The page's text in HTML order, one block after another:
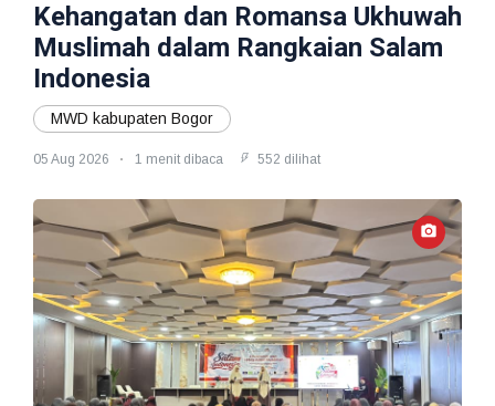
Kehangatan dan Romansa Ukhuwah
Muslimah dalam Rangkaian Salam
Indonesia
MWD kabupaten Bogor
05 Aug 2026 1 menit dibaca 552 dilihat